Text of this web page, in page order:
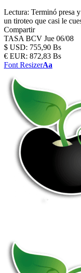
Lectura: Terminó presa
un tiroteo que casi le
Compartir
TASA BCV Jue 06/08
$ USD: 755,90 Bs
€ EUR: 872,83 Bs
Font ResizerAa